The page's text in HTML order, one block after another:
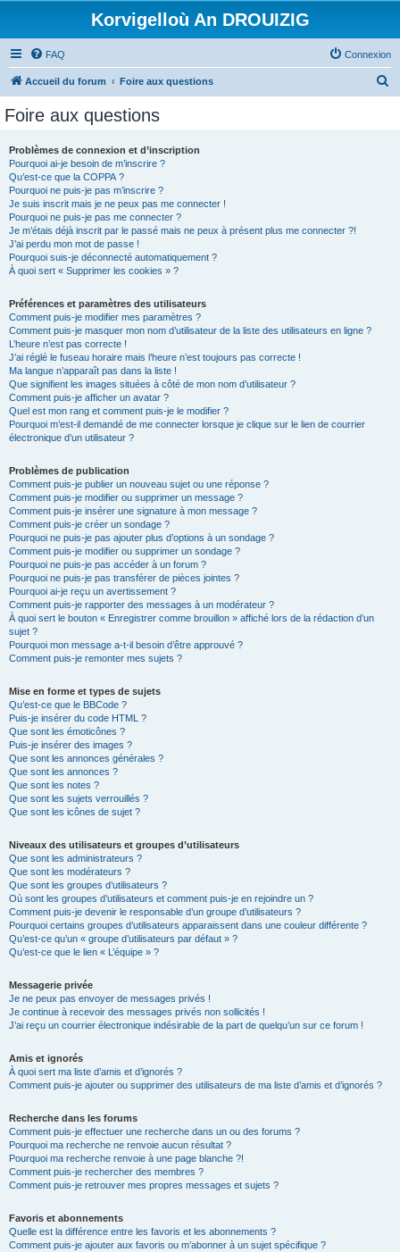
Korvigelloù An DROUIZIG
FAQ Connexion
Accueil du forum Foire aux questions
Foire aux questions
Problèmes de connexion et d’inscription
Pourquoi ai-je besoin de m’inscrire ?
Qu’est-ce que la COPPA ?
Pourquoi ne puis-je pas m’inscrire ?
Je suis inscrit mais je ne peux pas me connecter !
Pourquoi ne puis-je pas me connecter ?
Je m’étais déjà inscrit par le passé mais ne peux à présent plus me connecter ?!
J’ai perdu mon mot de passe !
Pourquoi suis-je déconnecté automatiquement ?
À quoi sert « Supprimer les cookies » ?
Préférences et paramètres des utilisateurs
Comment puis-je modifier mes paramètres ?
Comment puis-je masquer mon nom d’utilisateur de la liste des utilisateurs en ligne ?
L’heure n’est pas correcte !
J’ai réglé le fuseau horaire mais l’heure n’est toujours pas correcte !
Ma langue n’apparaît pas dans la liste !
Que signifient les images situées à côté de mon nom d’utilisateur ?
Comment puis-je afficher un avatar ?
Quel est mon rang et comment puis-je le modifier ?
Pourquoi m’est-il demandé de me connecter lorsque je clique sur le lien de courrier
électronique d’un utilisateur ?
Problèmes de publication
Comment puis-je publier un nouveau sujet ou une réponse ?
Comment puis-je modifier ou supprimer un message ?
Comment puis-je insérer une signature à mon message ?
Comment puis-je créer un sondage ?
Pourquoi ne puis-je pas ajouter plus d’options à un sondage ?
Comment puis-je modifier ou supprimer un sondage ?
Pourquoi ne puis-je pas accéder à un forum ?
Pourquoi ne puis-je pas transférer de pièces jointes ?
Pourquoi ai-je reçu un avertissement ?
Comment puis-je rapporter des messages à un modérateur ?
À quoi sert le bouton « Enregistrer comme brouillon » affiché lors de la rédaction d’un
sujet ?
Pourquoi mon message a-t-il besoin d’être approuvé ?
Comment puis-je remonter mes sujets ?
Mise en forme et types de sujets
Qu’est-ce que le BBCode ?
Puis-je insérer du code HTML ?
Que sont les émoticônes ?
Puis-je insérer des images ?
Que sont les annonces générales ?
Que sont les annonces ?
Que sont les notes ?
Que sont les sujets verrouillés ?
Que sont les icônes de sujet ?
Niveaux des utilisateurs et groupes d’utilisateurs
Que sont les administrateurs ?
Que sont les modérateurs ?
Que sont les groupes d’utilisateurs ?
Où sont les groupes d’utilisateurs et comment puis-je en rejoindre un ?
Comment puis-je devenir le responsable d’un groupe d’utilisateurs ?
Pourquoi certains groupes d’utilisateurs apparaissent dans une couleur différente ?
Qu’est-ce qu’un « groupe d’utilisateurs par défaut » ?
Qu’est-ce que le lien « L’équipe » ?
Messagerie privée
Je ne peux pas envoyer de messages privés !
Je continue à recevoir des messages privés non sollicités !
J’ai reçu un courrier électronique indésirable de la part de quelqu’un sur ce forum !
Amis et ignorés
À quoi sert ma liste d’amis et d’ignorés ?
Comment puis-je ajouter ou supprimer des utilisateurs de ma liste d’amis et d’ignorés ?
Recherche dans les forums
Comment puis-je effectuer une recherche dans un ou des forums ?
Pourquoi ma recherche ne renvoie aucun résultat ?
Pourquoi ma recherche renvoie à une page blanche ?!
Comment puis-je rechercher des membres ?
Comment puis-je retrouver mes propres messages et sujets ?
Favoris et abonnements
Quelle est la différence entre les favoris et les abonnements ?
Comment puis-je ajouter aux favoris ou m’abonner à un sujet spécifique ?